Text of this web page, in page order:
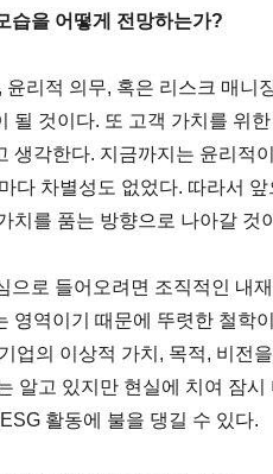
습을 어떻게 전망하는가?
리적 의무, 혹은 리스크 매니
될 것이다. 또 고객 가치를 위
생각한다. 지금까지는 윤리적
다 차별성도 없었다. 따라서
치를 품는 방향으로 나아갈 것
으로 들어오려면 조직적인 내
영역이기 때문에 뚜렷한 철학
업의 이상적 가치, 목적, 비전
알고 있지만 현실에 치여 잠시
활동에 불을 댕길 수 있다.